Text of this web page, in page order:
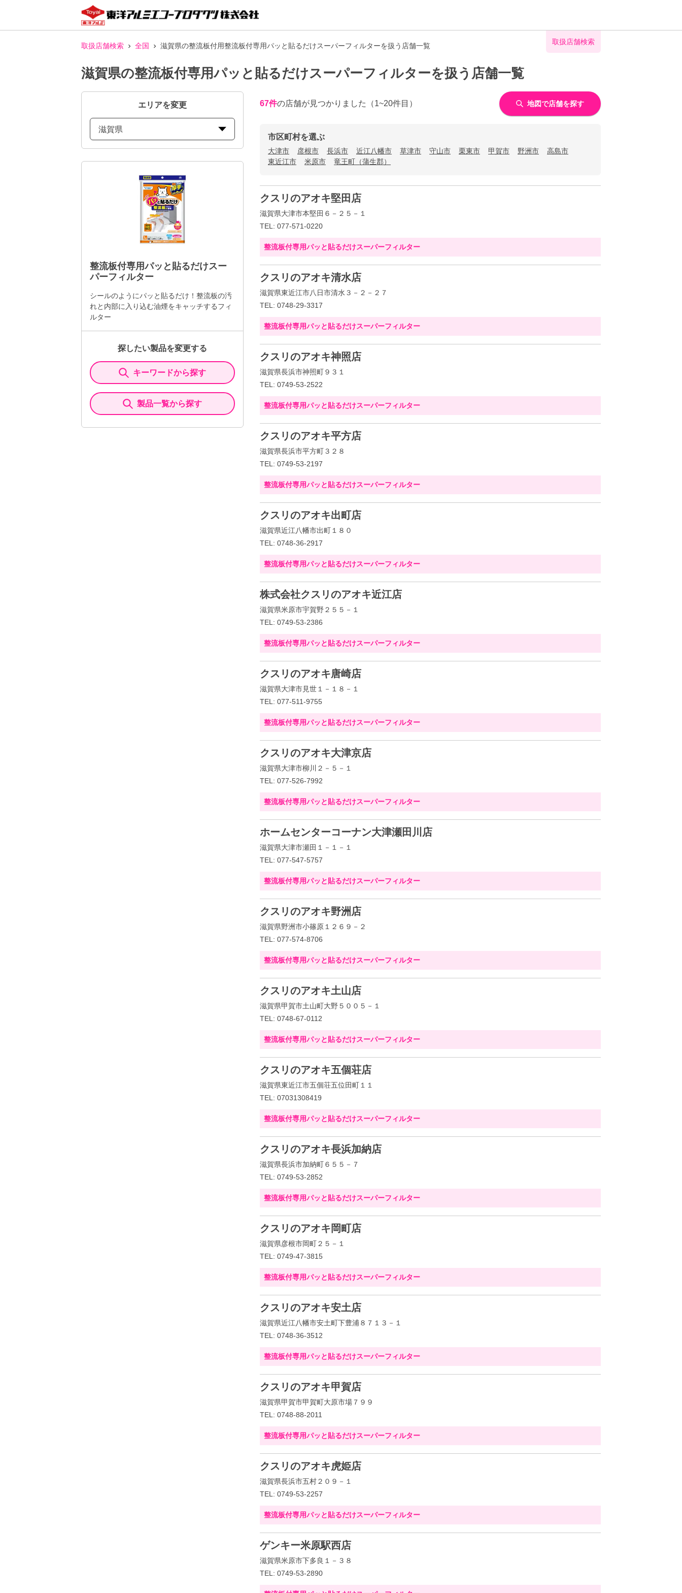
取扱店舗検索 全国 滋賀県の整流板付用整流板付専用パッと貼るだけスーパーフィルターを扱う店舗一覧 取扱店舗検索
滋賀県の整流板付専用パッと貼るだけスーパーフィルターを扱う店舗一覧
エリアを変更
滋賀県
整流板付専用パッと貼るだけスー
パーフィルター
シールのようにパッと貼るだけ！整流板の汚
れと内部に入り込む油煙をキャッチするフィ
ルター
探したい製品を変更する
キーワードから探す
製品一覧から探す
67件の店舗が見つかりました （1~20件目） 地図で店舗を探す
市区町村を選ぶ
大津市 彦根市 長浜市 近江八幡市 草津市 守山市 栗東市 甲賀市 野洲市
高島市
東近江市
米原市 竜王町（蒲生郡）
クスリのアオキ堅田店
滋賀県大津市本堅田６－２５－１
TEL: 077-571-0220
整流板付専用パッと貼るだけスーパーフィルター
クスリのアオキ清水店
滋賀県東近江市八日市清水３－２－２７
TEL: 0748-29-3317
整流板付専用パッと貼るだけスーパーフィルター
クスリのアオキ神照店
滋賀県長浜市神照町９３１
TEL: 0749-53-2522
整流板付専用パッと貼るだけスーパーフィルター
クスリのアオキ平方店
滋賀県長浜市平方町３２８
TEL: 0749-53-2197
整流板付専用パッと貼るだけスーパーフィルター
クスリのアオキ出町店
滋賀県近江八幡市出町１８０
TEL: 0748-36-2917
整流板付専用パッと貼るだけスーパーフィルター
株式会社クスリのアオキ近江店
滋賀県米原市宇賀野２５５－１
TEL: 0749-53-2386
整流板付専用パッと貼るだけスーパーフィルター
クスリのアオキ唐崎店
滋賀県大津市見世１－１８－１
TEL: 077-511-9755
整流板付専用パッと貼るだけスーパーフィルター
クスリのアオキ大津京店
滋賀県大津市柳川２－５－１
TEL: 077-526-7992
整流板付専用パッと貼るだけスーパーフィルター
ホームセンターコーナン大津瀬田川店
滋賀県大津市瀬田１－１－１
TEL: 077-547-5757
整流板付専用パッと貼るだけスーパーフィルター
クスリのアオキ野洲店
滋賀県野洲市小篠原１２６９－２
TEL: 077-574-8706
整流板付専用パッと貼るだけスーパーフィルター
クスリのアオキ土山店
滋賀県甲賀市土山町大野５００５－１
TEL: 0748-67-0112
整流板付専用パッと貼るだけスーパーフィルター
クスリのアオキ五個荘店
滋賀県東近江市五個荘五位田町１１
TEL: 07031308419
整流板付専用パッと貼るだけスーパーフィルター
クスリのアオキ長浜加納店
滋賀県長浜市加納町６５５－７
TEL: 0749-53-2852
整流板付専用パッと貼るだけスーパーフィルター
クスリのアオキ岡町店
滋賀県彦根市岡町２５－１
TEL: 0749-47-3815
整流板付専用パッと貼るだけスーパーフィルター
クスリのアオキ安土店
滋賀県近江八幡市安土町下豊浦８７１３－１
TEL: 0748-36-3512
整流板付専用パッと貼るだけスーパーフィルター
クスリのアオキ甲賀店
滋賀県甲賀市甲賀町大原市場７９９
TEL: 0748-88-2011
整流板付専用パッと貼るだけスーパーフィルター
クスリのアオキ虎姫店
滋賀県長浜市五村２０９－１
TEL: 0749-53-2257
整流板付専用パッと貼るだけスーパーフィルター
ゲンキー米原駅西店
滋賀県米原市下多良１－３８
TEL: 0749-53-2890